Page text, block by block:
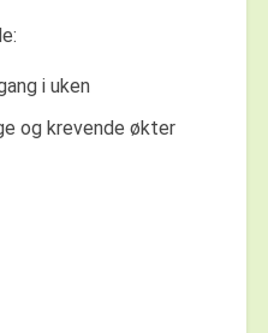
i uken
og krevende økter